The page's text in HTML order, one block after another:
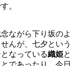
。
ながら下り坂のよ
んが、七夕という
なっている織姫と
であったり。今日